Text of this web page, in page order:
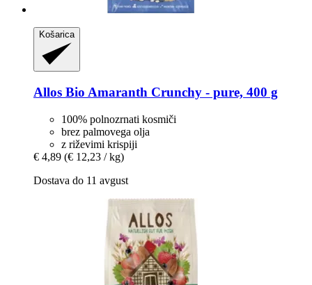
Košarica
Allos Bio Amaranth Crunchy -​ pure, 400 g
100% polnozrnati kosmiči
brez palmovega olja
z riževimi krispiji
€ 4,89 (€ 12,23 / kg)
Dostava do 11 avgust